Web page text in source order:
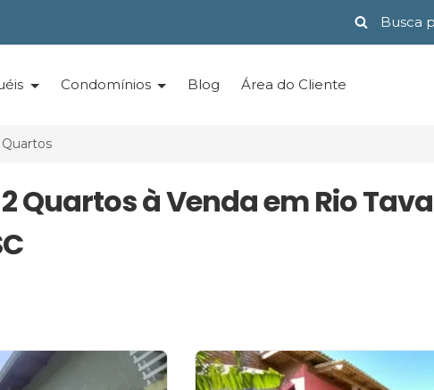
Condomínios Blog Área do Cliente
Quartos à Venda em Rio